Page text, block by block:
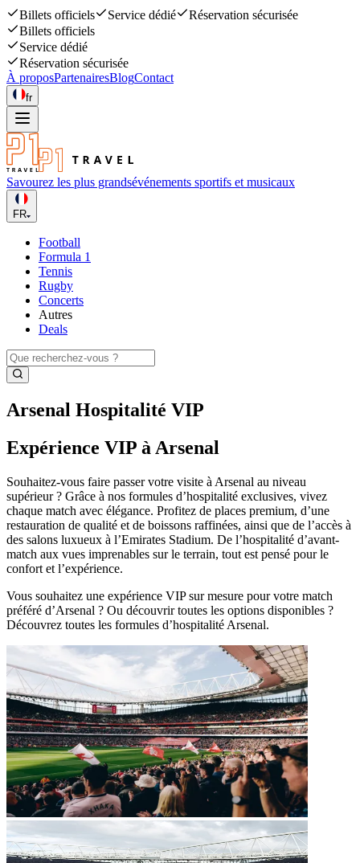
Billets officiels Service dédié
Réservation sécurisée
Billets officiels
Service dédié
Réservation sécurisée
À proposPartenairesBlogContact
fr
Savourez les plus grandsévénements sportifs et musicaux
FR
Football
Formula 1
Tennis
Rugby
Concerts
Autres
Deals
Arsenal Hospitalité VIP
Expérience VIP à Arsenal
Souhaitez-vous faire passer votre visite à Arsenal au niveau
supérieur ? Grâce à nos formules d’hospitalité exclusives, vivez
chaque match avec élégance. Profitez de places premium, d’une
restauration de qualité et de boissons raffinées, ainsi que de l’accès à
des salons luxueux à l’Emirates Stadium. De l’hospitalité d’avant-
match aux vues imprenables sur le terrain, tout est pensé pour le
confort et l’expérience.
Vous souhaitez une expérience VIP sur mesure pour votre match
préféré d’Arsenal ? Ou découvrir toutes les options disponibles ?
Découvrez toutes les formules d’hospitalité Arsenal.